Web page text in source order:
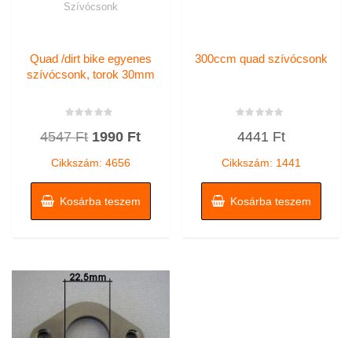
Szívócsonk
Quad /dirt bike egyenes
szívócsonk, torok 30mm
0
4547Ft Original
price
was:
4547 Ft.
1990 FtCurrent
is:
Cikkszám: 4656
Kosárba teszem
300ccm quad szívócsonk
0
4441 Ft
Cikkszám: 1441
Kosárba teszem